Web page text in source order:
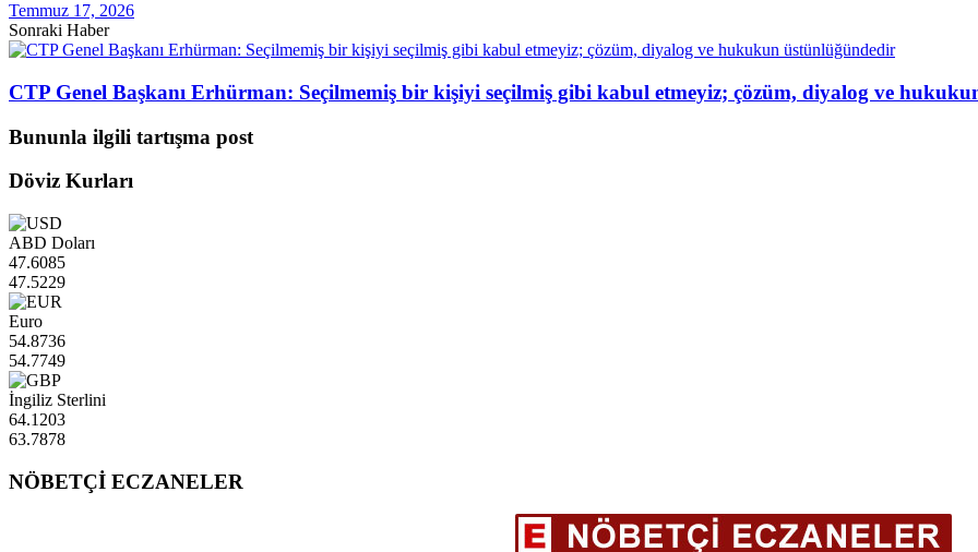
Temmuz 17, 2026
Sonraki Haber
CTP Genel Başkanı Erhürman: Seçilmemiş bir kişiyi seçilmiş gibi kabul etmeyiz; çözüm, diyalog ve
Bununla ilgili tartışma post
Döviz Kurları
ABD Doları
47.6085
47.5229
Euro
54.8736
54.7749
İngiliz Sterlini
64.1203
63.7878
NÖBETÇİ ECZANELER